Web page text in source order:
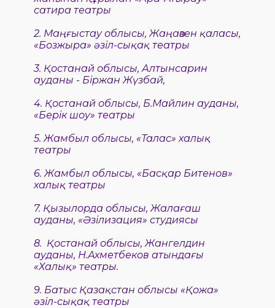
сатира театры
2. Маңғыстау облысы, Жаңаөзен қаласы,
«Бозжыра» әзіл-сықақ театры
3. Қостанай облысы, Алтынсарин
ауданы - Біржан Жүзбай,
4. Қостанай облысы, Б.Майлин ауданы,
«Берік шоу» театры
5. Жамбыл облысы, «Талас» халық
театры
6. Жамбыл облысы, «Басқар Битенов»
халық театры
7. Қызылорда облысы, Жалағаш
ауданы, «Әзілизация» студиясы
8. Қостанай облысы, Жангелдин
ауданы, Н.Ахметбеков атындағы
«Халық» театры.
9. Батыс Қазақстан облысы «Қожа»
әзіл-сықақ театры